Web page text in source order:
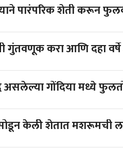
वैद्यकीय अधिकाऱ्याने
धानासाठी प्रसिद्ध असलेल्या गोंदिया
केलीे शेतात